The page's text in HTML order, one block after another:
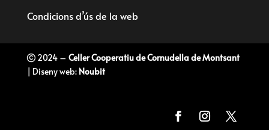
Condicions d’ús de la web
2024 – Celler Cooperatiu de Cornudella de Montsant
| Diseny web: Noubit